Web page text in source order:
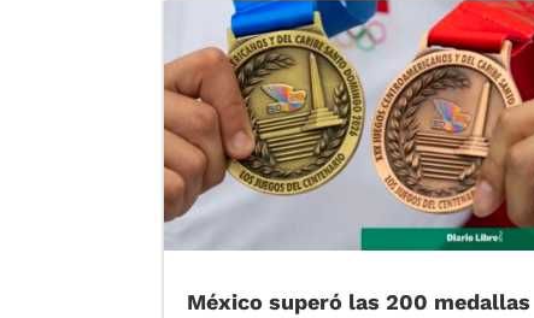
México superó las 200 medallas